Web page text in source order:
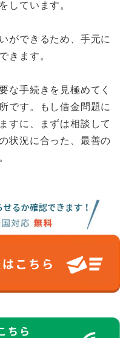
しています。
ができるため、手元に
きます。
な手続きを見極めてく
です。もし借金問題に
すに、まずは相談して
状況に合った、最善の